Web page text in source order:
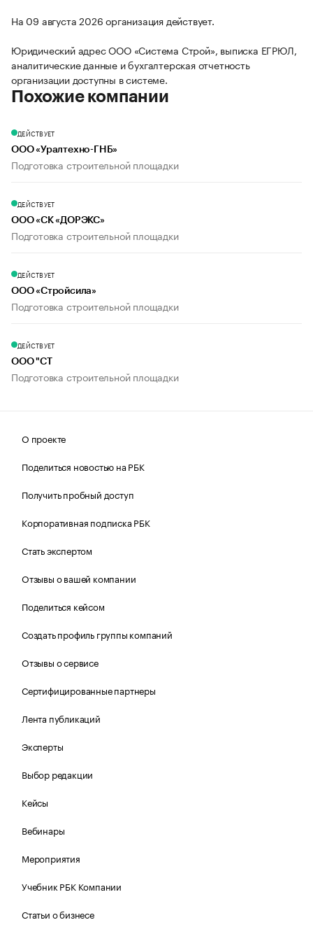
На 09 августа 2026 организация действует.
Юридический адрес ООО «Система Строй», выписка ЕГРЮЛ,
аналитические данные и бухгалтерская отчетность
организации доступны в системе.
Похожие компании
ДЕЙСТВУЕТ
ООО «Уралтехно-ГНБ»
Подготовка строительной площадки
ДЕЙСТВУЕТ
ООО «СК «ДОРЭКС»
Подготовка строительной площадки
ДЕЙСТВУЕТ
ООО «Стройсила»
Подготовка строительной площадки
ДЕЙСТВУЕТ
ООО "СТ
Подготовка строительной площадки
О проекте
Поделиться новостью на РБК
Получить пробный доступ
Корпоративная подписка РБК
Стать экспертом
Отзывы о вашей компании
Поделиться кейсом
Создать профиль группы компаний
Отзывы о сервисе
Сертифицированные партнеры
Лента публикаций
Эксперты
Выбор редакции
Кейсы
Вебинары
Мероприятия
Учебник РБК Компании
Статьи о бизнесе